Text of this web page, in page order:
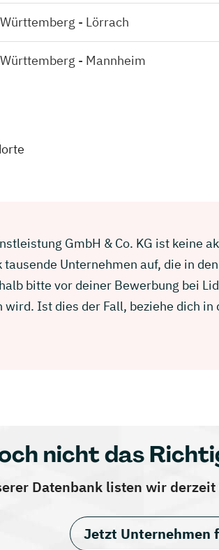
- Lörrach
- Mannheim
GmbH & Co. KG ist keine
Unternehmen auf, die in
bitte vor deiner Bewerbung bei
wird. Ist dies der Fall, beziehe dich
nicht das
Datenbank listen wir
Jetzt Unternehmen